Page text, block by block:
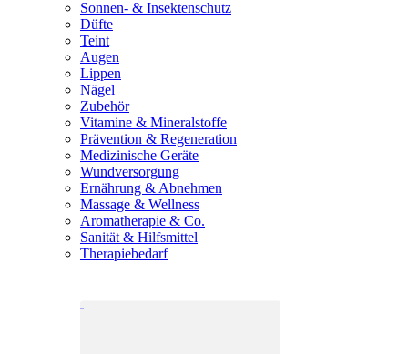
Sonnen- & Insektenschutz
Düfte
Teint
Augen
Lippen
Nägel
Zubehör
Vitamine & Mineralstoffe
Prävention & Regeneration
Medizinische Geräte
Wundversorgung
Ernährung & Abnehmen
Massage & Wellness
Aromatherapie & Co.
Sanität & Hilfsmittel
Therapiebedarf